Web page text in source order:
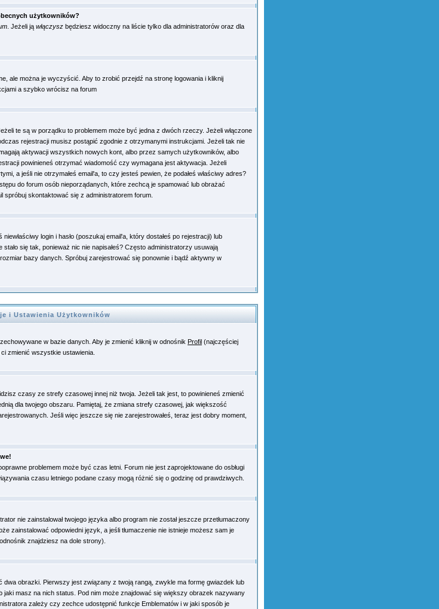
użytkowników?
. Jeżeli ją włączysz będziesz widoczny na liście tylko dla administratorów oraz dla
ale można je wyczyścić. Aby to zrobić przejdź na stronę logowania i kliknij
a szybko wrócisz na forum
te są w porządku to problemem może być jedna z dwóch rzeczy. Jeżeli włączone
rejestracji musisz postąpić zgodnie z otrzymanymi instrukcjami. Jeżeli tak nie
aktywacji wszystkich nowych kont, albo przez samych użytkowników, albo
powinieneś otrzymać wiadomość czy wymagana jest aktywacja. Jeżeli
a jeśli nie otrzymałeś email'a, to czy jesteś pewien, że podałeś właściwy adres?
do forum osób nieporządanych, które zechcą je spamować lub obrażać
spróbuj skontaktować się z administratorem forum.
login i hasło (poszukaj email'a, który dostałeś po rejestracji) lub
się tak, ponieważ nic nie napisałeś? Często administratorzy usuwają
bazy danych. Spróbuj zarejestrować się ponownie i bądź aktywny w
i Ustawienia Użytkowników
w bazie danych. Aby je zmienić kliknij w odnośnik Profil (najczęściej
zmienić wszystkie ustawienia.
czasy ze strefy czasowej innej niż twoja. Jeżeli tak jest, to powinieneś zmienić
dla twojego obszaru. Pamiętaj, że zmiana strefy czasowej, jak większość
Jeśli więc jeszcze się nie zarejestrowałeś, teraz jest dobry moment,
problemem może być czas letni. Forum nie jest zaprojektowane do osbługi
czasu letniego podane czasy mogą różnić się o godzinę od prawdziwych.
nie zainstalował twojego języka albo program nie został jeszcze przetłumaczony
zainstalować odpowiedni język, a jeśli tłumaczenie nie istnieje możesz sam je
znajdziesz na dole strony).
obrazki. Pierwszy jest związany z twoją rangą, zwykle ma formę gwiazdek lub
masz na nich status. Pod nim może znajdować się większy obrazek nazywany
zależy czy zechce udostępnić funkcje Emblematów i w jaki sposób je